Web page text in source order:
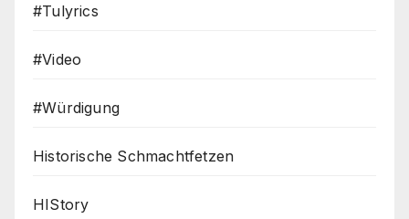
#Tulyrics
#Video
#Würdigung
Historische Schmachtfetzen
HIStory